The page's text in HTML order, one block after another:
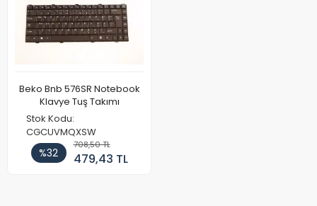
Beko Bnb 576SR Notebook
Klavye Tuş Takımı
Stok Kodu:
CGCUVMQXSW
%32
708,50 TL
479,43 TL